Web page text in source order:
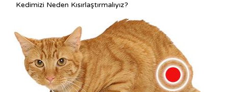
Kedimizi Neden Kısırlaştırmalıyız?